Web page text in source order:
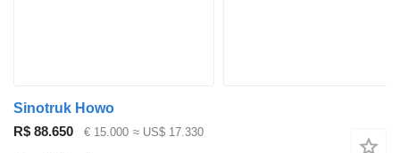
Sinotruk Howo
R$ 88.650
€ 15.000 ≈ US$ 17.330